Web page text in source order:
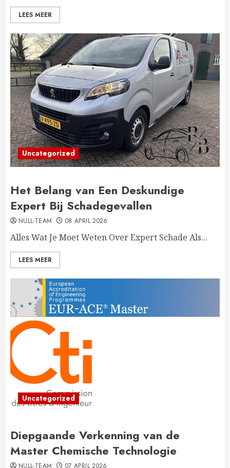
LEES MEER
Uncategorized
Het Belang van Een Deskundige
Expert Bij Schadegevallen
NULL-TEAM 08 APRIL 2026
Alles Wat Je Moet Weten Over Expert Schade Als...
LEES MEER
Uncategorized
Diepgaande Verkenning van de
Master Chemische Technologie
NULL-TEAM 07 APRIL 2026